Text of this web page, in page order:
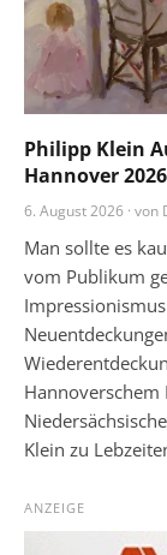
Philipp Klein
Hannover 2026
6. August 2026 ·
Man sollte es
vom Publikum
Hannoverschem
Klein zu
ANZEIGE